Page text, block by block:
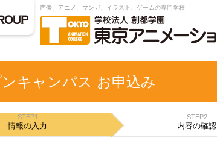
声優、アニメ、マンガ、イラスト、ゲームの専門学校
キャンパス お申込み
STEP1
情報の 入力
STEP2
内容の確認